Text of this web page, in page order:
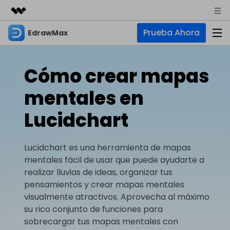
Productos destacados
Utilidades
Resumen
Soluciones
Quiénes somos
Sala de prensa
Soporte
EdrawMax Prueba Ahora
EdrawMax
Software de diagramas integral
EdrawMax Online
¿Necesitas la versión en línea? Haz clic aquí
EdrawMind
Mapas mentales y lluvia de ideas
Diagrama de flujo Hot
Plano de planta Nuevo
Diagrama P&ID
Diagrama UML
Para mapas mentales
Mapa mental
Diagrama de IA Hot
Diagrama de flujo de IA
PowerPoint de IA
Recursos
Blog
Artículos
Tendencia
Soporte
Guía
Descubre cómo aprovechar nuestras herramientas.
Para EdrawMax > Para EdrawMind >
Negocios
Cómo crear mapas
mentales en
Lucidchart
Lucidchart es una herramienta de mapas
mentales fácil de usar que puede ayudarte a
realizar lluvias de ideas, organizar tus
pensamientos y crear mapas mentales
visualmente atractivos. Aprovecha al máximo
su rico conjunto de funciones para
sobrecargar tus mapas mentales con